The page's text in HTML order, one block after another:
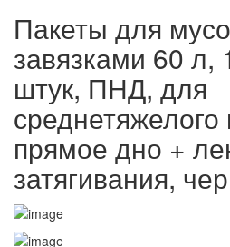
Пакеты для
завязками 60 л,
штук, ПНД, для
прямое дно +
затягивания,